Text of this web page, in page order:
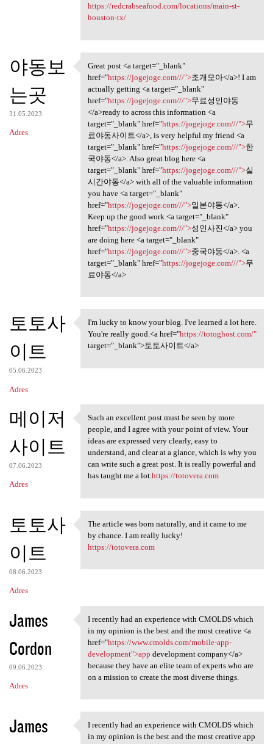
z
e
https://redcrabseafood.com/locations/main-st-
houston-tx/
야동보
는곳
31.05.2023
Adres
Great post <a target="_blank"
Great post <a target="_blank"
href="https://jogejoge.com///">조개모아</a>! I am
actually getting <a target="_blank"
href="https://jogejoge.com///">무료성인야동
</a>ready to across this information <a
target="_blank" href="https://jogejoge.com///">무
료야동사이트</a>, is very helpful my friend <a
target="_blank" href="https://jogejoge.com///">한
국야동</a>. Also great blog here <a
target="_blank" href="https://jogejoge.com///">실
시간야동</a> with all of the valuable information
you have <a target="_blank"
href="https://jogejoge.com///">일본야동</a>.
Keep up the good work <a target="_blank"
href="https://jogejoge.com///">성인사진</a> you
are doing here <a target="_blank"
href="https://jogejoge.com///">중국야동</a>. <a
target="_blank" href="https://jogejoge.com///">무
료야동</a>
토토사
이트
05.06.2023
Adres
I'm lucky to know your blog.
I'm lucky to know your blog. I've learned a lot here.
You're really good.<a href="https://totoghost.com/"
target="_blank">토토사이트</a>
메이저
사이트
07.06.2023
Adres
Such an excellent post must
Such an excellent post must be seen by more
people, and I agree with your point of view. Your
ideas are expressed very clearly, easy to
understand, and clear at a glance, which is why you
can write such a great post. It is really powerful and
has taught me a lot.https://totovera.com
토토사
이트
08.06.2023
Adres
The article was born
The article was born naturally, and it came to me
by chance. I am really lucky!
https://totovera.com
James
Cordon
09.06.2023
Adres
I recently had an experience
I recently had an experience with CMOLDS which
in my opinion is the best and the most creative <a
href="https://www.cmolds.com/mobile-app-
development">app development company</a>
because they have an elite team of experts who are
on a mission to create the most diverse things.
James
I recently had an experience
I recently had an experience with CMOLDS which
in my opinion is the best and the most creative app